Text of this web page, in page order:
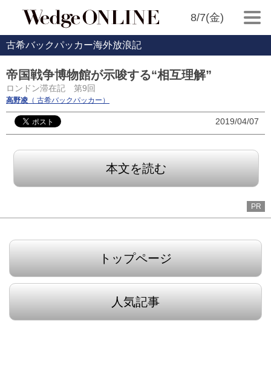
8/7(金)
古希バックパッカー海外放浪記
帝国戦争博物館が示唆する“相互理解”
ロンドン滞在記 第9回
高野凌 （ 古希バックパッカー）
2019/04/07
本文を読む
PR
トップページ
人気記事